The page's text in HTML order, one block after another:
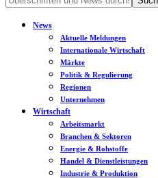
News
Aktuelle Meldungen
Internationale Wirtschaft
Märkte
Politik & Regulierung
Regionen
Unternehmen
Wirtschaft
Arbeitsmarkt
Branchen & Sektoren
Energie & Rohstoffe
Handel & Dienstleistungen
Industrie & Produktion